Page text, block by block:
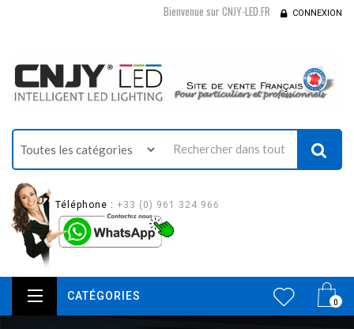
Bienvenue sur CNJY-LED.FR CONNEXION
Téléphone : +33 (0) 961 324 966
0
CATÉGORIES